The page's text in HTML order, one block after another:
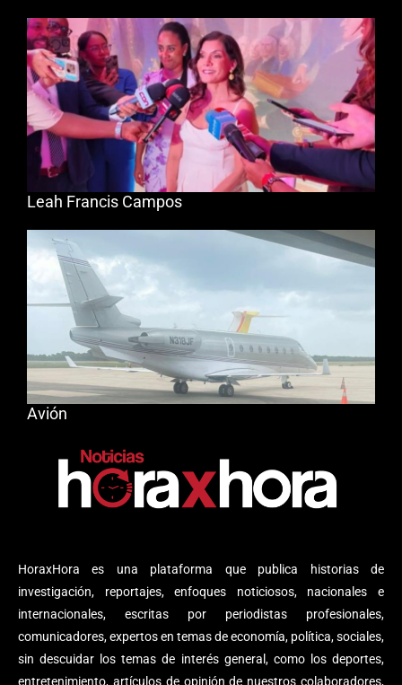
HoraxHora es una plataforma que publica historias de
investigación, reportajes, enfoques noticiosos, nacionales e
internacionales, escritas por periodistas profesionales,
comunicadores, expertos en temas de economía, política, sociales,
sin descuidar los temas de interés general, como los deportes,
entretenimiento, artículos de opinión de nuestros colaboradores,
Leah Francis Campos
Avión